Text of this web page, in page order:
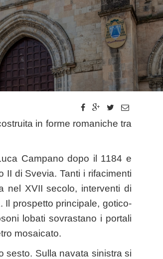
in forme romaniche tra
Campano dopo il 1184 e
di Svevia. Tanti i rifacimenti
nel XVII secolo, interventi di
Il prospetto principale, gotico-
lobati sovrastano i portali
mosaicato.
sesto. Sulla navata sinistra si